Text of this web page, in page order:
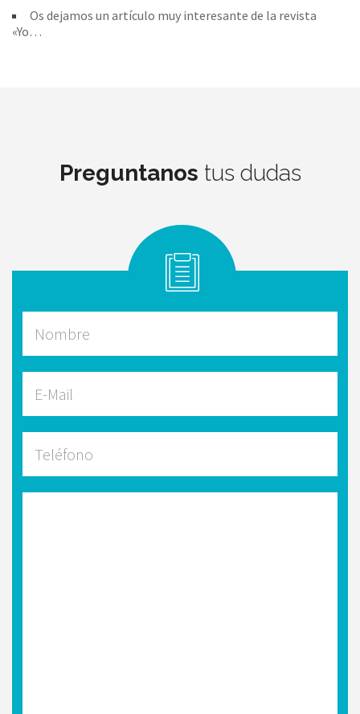
Os dejamos un artículo muy interesante de la revista
«Yo…
Preguntanos tus dudas